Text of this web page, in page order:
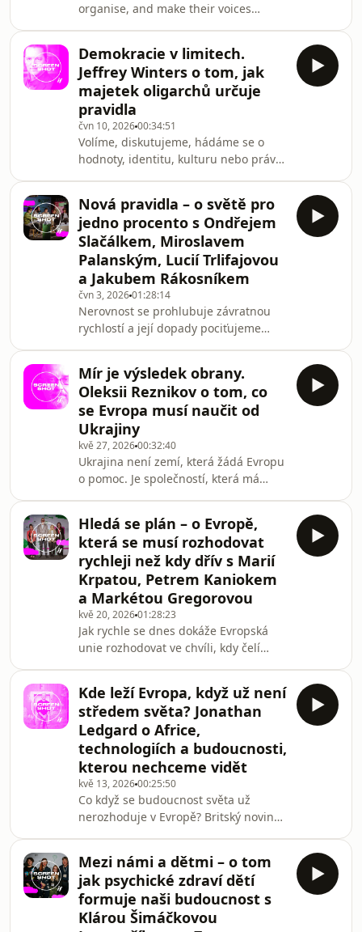
organise, and make their voices
hands of a tiny minority. How can
democracy and extreme inequality
coexist? American political scientist
Jeffrey A. Winters argues that
oligarchs are not primarily interested
in governing. Their main objective is
to protect and preserve their wealth
— and this defence of w
Demokracie v limitech.
Jeffrey Winters o tom, jak
majetek oligarchů určuje
pravidla
čvn 10, 202600:34:51
Volíme, diskutujeme, hádáme se o
hodnoty, identitu, kulturu nebo práva.
většiny lidí téměř nulový. Americký
politolog Jeffrey A. Winters tomu říká
éra participativní nerovnosti, v níž má
hlas skoro každý, ale vliv na nerovnost
skoro nikdo. Winters popisuje svět, v
němž vedle sebe dokážou existovat
otevřená politická soutěž, svobod
Nová pravidla – o světě pro
jedno procento s Ondřejem
Slačálkem, Miroslavem
Palanským, Lucií Trlifajovou
a Jakubem Rákosníkem
čvn 3, 202601:28:14
Nerovnost se prohlubuje závratnou
rychlostí a její dopady pociťujeme
kterých žijeme, ale také stav životního
prostředí. Lze ještě zastavit trend
rozevírání nůžek mezi superbohatými
a zbytkem společnosti? Pocit bezmoci
je pochopitelný, ale existují konkrétní
kroky, které mohou tento vývoj zvrátit?
Může být součástí řešení reforma
Mír je výsledek obrany.
Oleksii Reznikov o tom, co
se Evropa musí naučit od
Ukrajiny
kvě 27, 202600:32:40
Ukrajina není zemí, která žádá Evropu
o pomoc. Je společností, která má
Reznikov, bývalý ukrajinský ministr
obrany, mluví o této zkušenosti
každodenního života společnosti a
institucí ve válečném stavu jako o
krutě zaplacené výhodě. Ukrajina ji
nechtěla získat, ale získala ji ve
zničených městech, rozbitých životech
i v každoden
Hledá se plán – o Evropě,
která se musí rozhodovat
rychleji než kdy dřív s Marií
Krpatou, Petrem Kaniokem
a Markétou Gregorovou
kvě 20, 202601:28:23
Jak rychle se dnes dokáže Evropská
unie rozhodovat ve chvíli, kdy čelí
pomalého hledání shody než evropské
instituce často dokážou reagovat.
Válka, bezpečnostní hrozby,
ekonomické otřesy, i tlak
autoritářských režimů ukazují, že
Evropa už nemůže spoléhat na to, že
na zásadní rozhodnutí bude vždy dost
času. Je problémem jen bruselská
Kde leží Evropa, když už není
středem světa? Jonathan
Ledgard o Africe,
technologiích a budoucnosti,
kterou nechceme vidět
kvě 13, 202600:25:50
Co když se budoucnost světa už
nerozhoduje v Evropě? Britský novinář,
života v Africe, odkud se podle něj
Evropa jeví jako stárnoucí, znejistělý
kontinent, který se stále příliš často
chová, jako by byl středem dějin.
Mezi námi a dětmi – o tom
jak psychické zdraví dětí
formuje naši budoucnost s
Klárou Šimáčkovou